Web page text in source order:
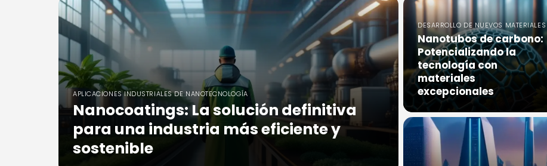
APLICACIONES INDUSTRIALES DE NANOTECNOLOGÍA
Nanocoatings: La solución definitiva
para una industria más eficiente y
sostenible
DESARROLLO DE NUEVOS MATERIALES
Nanotubos de carbono:
Potencializando la
tecnología con
materiales
excepcionales